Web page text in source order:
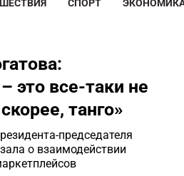
СПОРТ
это все-таки не
танго»
председателя
о взаимодействии